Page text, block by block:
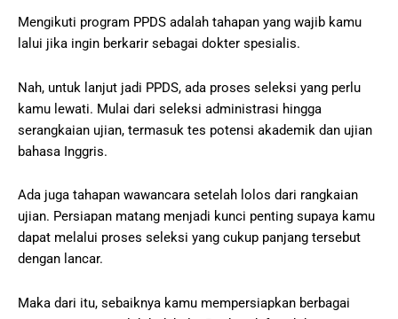
Mengikuti program PPDS adalah tahapan yang wajib kamu
lalui jika ingin berkarir sebagai dokter spesialis.
Nah, untuk lanjut jadi PPDS, ada proses seleksi yang perlu
kamu lewati. Mulai dari seleksi administrasi hingga
serangkaian ujian, termasuk tes potensi akademik dan ujian
bahasa Inggris.
Ada juga tahapan wawancara setelah lolos dari rangkaian
ujian. Persiapan matang menjadi kunci penting supaya kamu
dapat melalui proses seleksi yang cukup panjang tersebut
dengan lancar.
Maka dari itu, sebaiknya kamu mempersiapkan berbagai